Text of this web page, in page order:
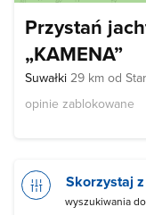
Przystań
„KAMENA”
Suwałki 29 km od
opinie zablokowane
Skorzystaj
wyszukiwania